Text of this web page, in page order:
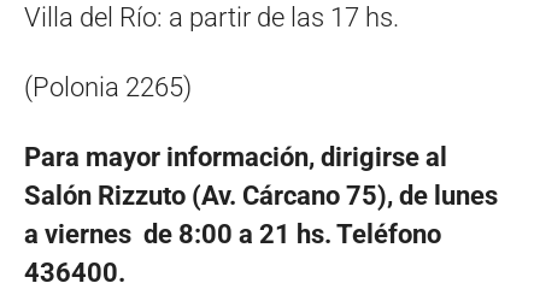
Villa del Río: a partir de las 17 hs.
(Polonia 2265)
Para mayor información, dirigirse al
Salón Rizzuto (Av. Cárcano 75), de lunes
a viernes de 8:00 a 21 hs. Teléfono
436400.